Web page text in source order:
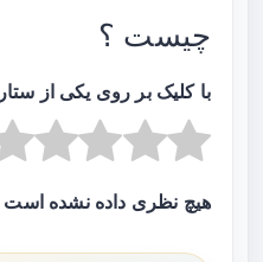
چیست ؟
با کلیک بر روی یکی از ستاره ها از ۱ تا ۵
هیچ نظری داده نشده است